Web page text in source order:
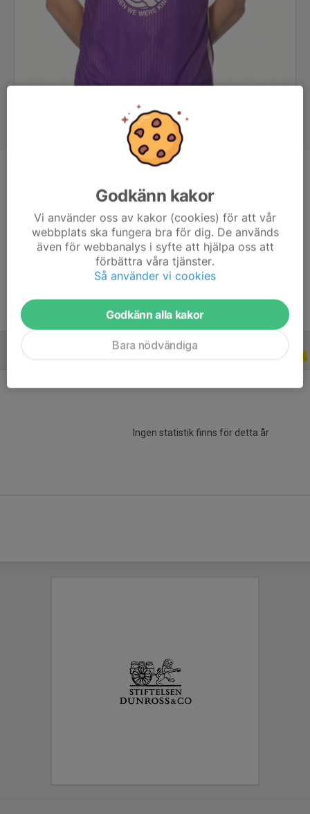
27 år
Längd
201 cm
96 kg
Moderklubb: Fässbergs IF
Ingen statistik finns för detta år
Godkänn kakor
Vi använder oss av kakor (cookies) för att vår
webbplats ska fungera bra för dig. De används
även för webbanalys i syfte att hjälpa oss att
förbättra våra tjänster.
Så använder vi cookies
Godkänn alla kakor
Bara nödvändiga